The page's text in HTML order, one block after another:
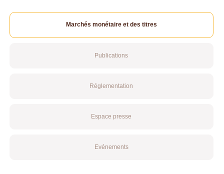
Marchés monétaire et des titres
Publications
Réglementation
Espace presse
Evénements